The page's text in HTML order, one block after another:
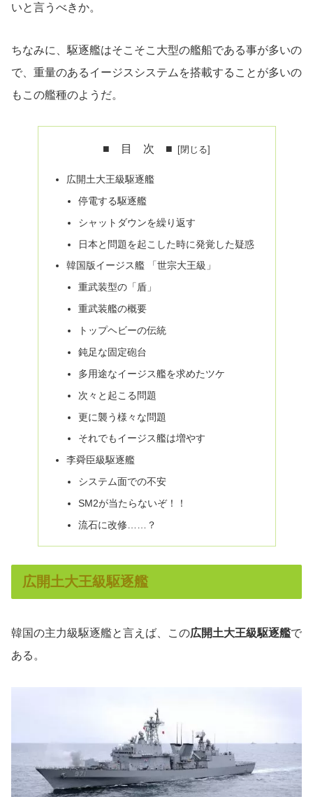
いと言うべきか。
ちなみに、駆逐艦はそこそこ大型の艦船である事が多いの
で、重量のあるイージスシステムを搭載することが多いの
もこの艦種のようだ。
■ 目 次 ■
広開土大王級駆逐艦
停電する駆逐艦
シャットダウンを繰り返す
日本と問題を起こした時に発覚した疑惑
韓国版イージス艦 「世宗大王級」
重武装型の「盾」
重武装艦の概要
トップヘビーの伝統
鈍足な固定砲台
多用途なイージス艦を求めたツケ
次々と起こる問題
更に襲う様々な問題
それでもイージス艦は増やす
李舜臣級駆逐艦
システム面での不安
SM2が当たらないぞ！！
流石に改修……？
広開土大王級駆逐艦
韓国の主力級駆逐艦と言えば、この広開土大王級駆逐艦で
ある。